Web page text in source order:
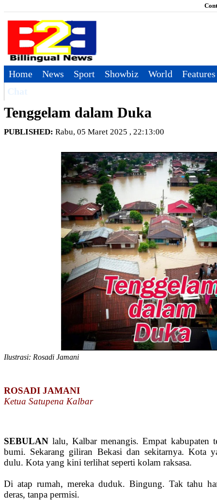
Home News Sport Showbiz World
Features
Tenggelam dalam Duka
PUBLISHED: Rabu, 05 Maret 2025 , 22:13:00
Ilustrasi: Rosadi Jamani
ROSADI JAMANI
Ketua Satupena Kalbar
SEBULAN lalu, Kalbar menangis. Empat kabupaten
bumi. Sekarang giliran Bekasi dan sekitarnya. Kota
dulu. Kota yang kini terlihat seperti kolam raksasa.
Di atap rumah, mereka duduk. Bingung. Tak tahu
deras, tanpa permisi.